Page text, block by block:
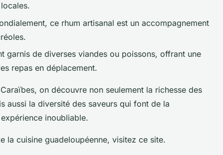
ce rhum artisanal est un accompagnement
garnis de diverses viandes ou poissons, offrant une
repas en déplacement.
on découvre non seulement la richesse des
aussi la diversité des saveurs qui font de la
inoubliable.
la cuisine guadeloupéenne, visitez ce site.